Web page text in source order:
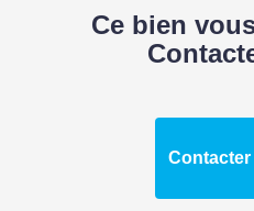
Surface loi Carrez
Ce bien